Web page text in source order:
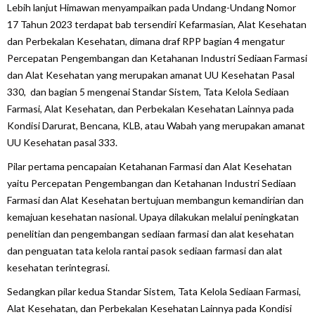
Lebih lanjut Himawan menyampaikan pada Undang-Undang Nomor
17 Tahun 2023 terdapat bab tersendiri Kefarmasian, Alat Kesehatan
dan Perbekalan Kesehatan, dimana draf RPP bagian 4 mengatur
Percepatan Pengembangan dan Ketahanan Industri Sediaan Farmasi
dan Alat Kesehatan yang merupakan amanat UU Kesehatan Pasal
330, dan bagian 5 mengenai Standar Sistem, Tata Kelola Sediaan
Farmasi, Alat Kesehatan, dan Perbekalan Kesehatan Lainnya pada
Kondisi Darurat, Bencana, KLB, atau Wabah yang merupakan amanat
UU Kesehatan pasal 333.
Pilar pertama pencapaian Ketahanan Farmasi dan Alat Kesehatan
yaitu Percepatan Pengembangan dan Ketahanan Industri Sediaan
Farmasi dan Alat Kesehatan bertujuan membangun kemandirian dan
kemajuan kesehatan nasional. Upaya dilakukan melalui peningkatan
penelitian dan pengembangan sediaan farmasi dan alat kesehatan
dan penguatan tata kelola rantai pasok sediaan farmasi dan alat
kesehatan terintegrasi.
Sedangkan pilar kedua Standar Sistem, Tata Kelola Sediaan Farmasi,
Alat Kesehatan, dan Perbekalan Kesehatan Lainnya pada Kondisi